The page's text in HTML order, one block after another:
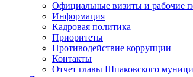
Официальные визиты и рабочие
Информация
Кадровая политика
Приоритеты
Противодействие коррупции
Контакты
Отчет главы Шпаковского